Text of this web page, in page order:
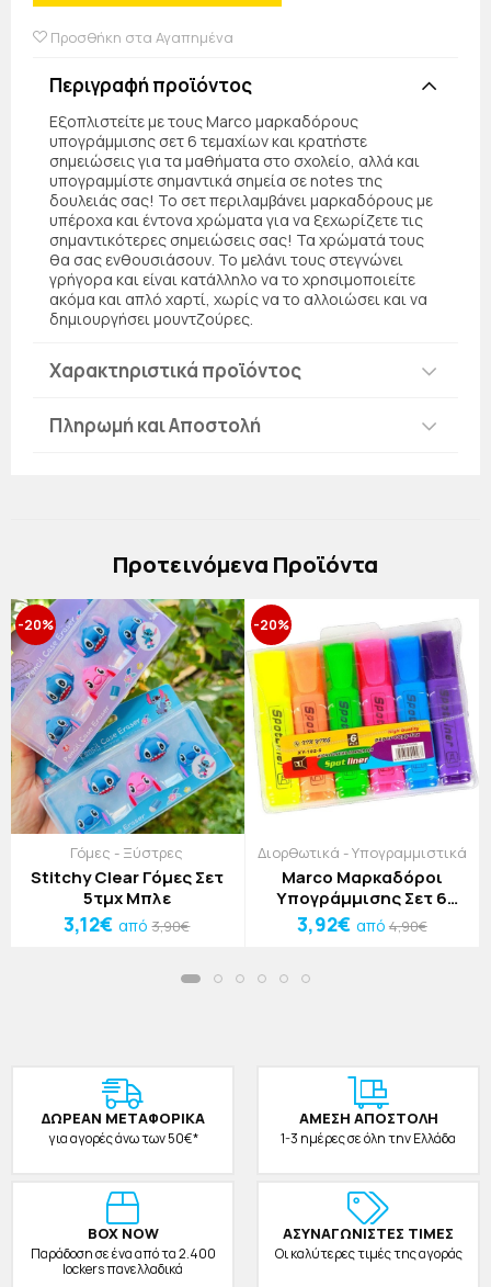
Προσθήκη στα Αγαπημένα
Περιγραφή προϊόντος
Εξοπλιστείτε με τους Marco μαρκαδόρους
υπογράμμισης σετ 6 τεμαχίων και κρατήστε
σημειώσεις για τα μαθήματα στο σχολείο, αλλά και
υπογραμμίστε σημαντικά σημεία σε notes της
δουλειάς σας! Το σετ περιλαμβάνει μαρκαδόρους με
υπέροχα και έντονα χρώματα για να ξεχωρίζετε τις
σημαντικότερες σημειώσεις σας! Τα χρώματά τους
θα σας ενθουσιάσουν. Το μελάνι τους στεγνώνει
γρήγορα και είναι κατάλληλο να το χρησιμοποιείτε
ακόμα και απλό χαρτί, χωρίς να το αλλοιώσει και να
δημιουργήσει μουντζούρες.
Χαρακτηριστικά προϊόντος
Πληρωμή και Αποστολή
Πρoτεινόμενα Προϊόντα
-20%
Γόμες - Ξύστρες
Stitchy Clear Γόμες Σετ
5τμχ Μπλε
3,12€ από3,90€
-20%
Διορθωτικά - Υπογραμμιστικά
Marco Μαρκαδόροι
Υπογράμμισης Σετ 6
Τεμαχίων
3,92€ από 4,90€
ΔΩΡΕAΝ ΜΕΤΑΦΟΡΙΚΑ
για αγορές άνω των 50€*
ΑΜΕΣΗ ΑΠΟΣΤΟΛΗ
1-3 ημέρες σε όλη την Ελλάδα
BOX NOW
Παράδοση σε ένα από τα 2.400
lockers πανελλαδικά
ΑΣΥΝΑΓΩΝΙΣΤΕΣ ΤΙΜΕΣ
Οι καλύτερες τιμές της αγοράς